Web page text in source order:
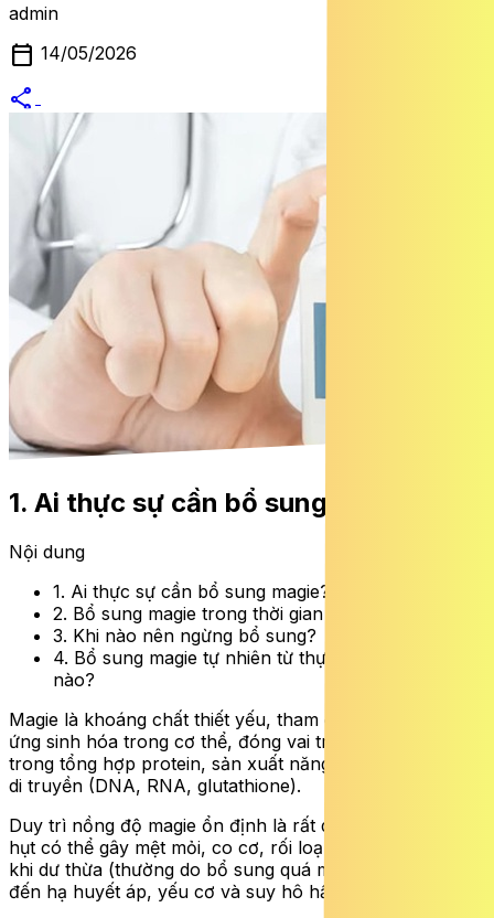
admin
calendar_today 14/05/2026
share
1. Ai thực sự cần bổ sung magie?
Nội dung
1. Ai thực sự cần bổ sung magie?
2. Bổ sung magie trong thời gian dài có cần thiết?
3. Khi nào nên ngừng bổ sung?
4. Bổ sung magie tự nhiên từ thực phẩm như thế
nào?
Magie là khoáng chất thiết yếu, tham gia hơn 300 phản
ứng sinh hóa trong cơ thể, đóng vai trò quan trọng
trong tổng hợp protein, sản xuất năng lượng và cấu trúc
di truyền (DNA, RNA, glutathione).
Duy trì nồng độ magie ổn định là rất quan trọng vì thiếu
hụt có thể gây mệt mỏi, co cơ, rối loạn nhịp tim, trong
khi dư thừa (thường do bổ sung quá mức) có thể dẫn
đến hạ huyết áp, yếu cơ và suy hô hấp.